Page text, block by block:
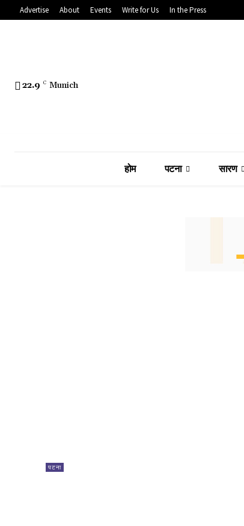
Advertise About Events Write for Us In the Press
22.9 C Munich
होम पटना सारण
पटना